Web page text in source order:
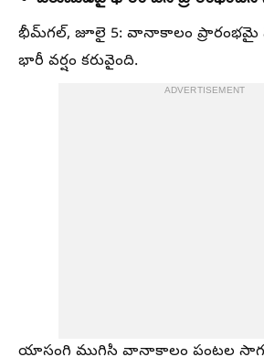
భీమ్‌గల్‌, జూలై 5: వానాకాలం ప్రారంభమై
భారీ వర్షం కరువైంది.
ADVERTISEMENT
యాసంగి ముగిసి వానాకాలం పంటల